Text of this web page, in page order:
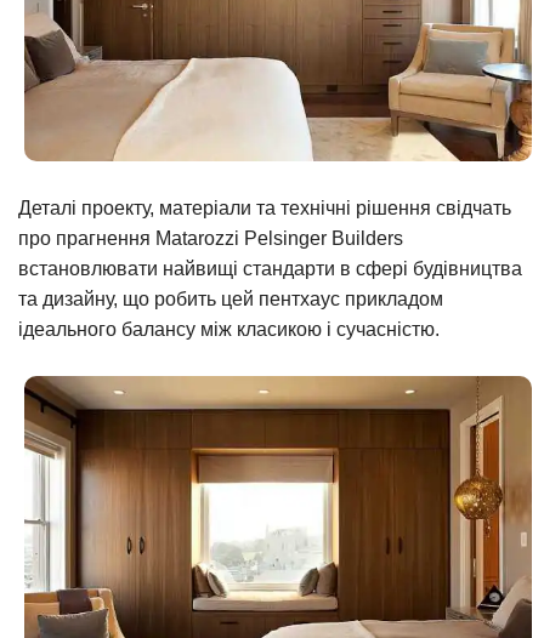
Деталі проекту, матеріали та технічні рішення свідчать
про прагнення Matarozzi Pelsinger Builders
встановлювати найвищі стандарти в сфері будівництва
та дизайну, що робить цей пентхаус прикладом
ідеального балансу між класикою і сучасністю.